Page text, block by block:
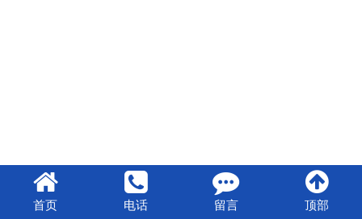
首页 电话 留言 顶部